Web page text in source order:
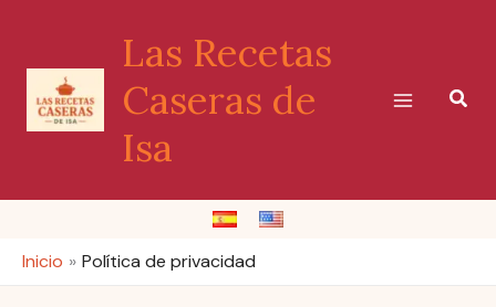
contenido
Las Recetas
Caseras de
Isa
Inicio Política de privacidad